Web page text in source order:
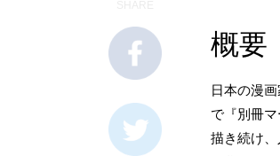
概要
日本の漫
で『別冊
描き続け